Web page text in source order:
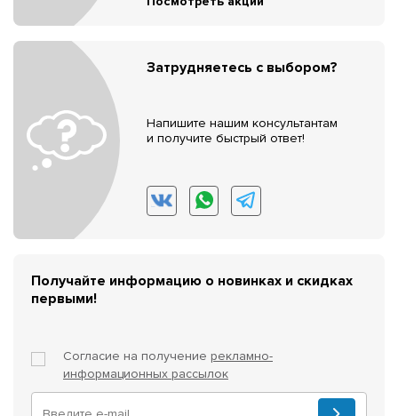
Затрудняетесь с выбором?
Напишите нашим консультантам
и получите быстрый ответ!
Получайте информацию о новинках и скидках
первыми!
Согласие на получение рекламно-
информационных рассылок